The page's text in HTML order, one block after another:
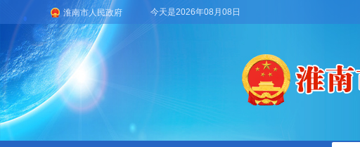
淮南市人民政府 今天是2026年08月08日